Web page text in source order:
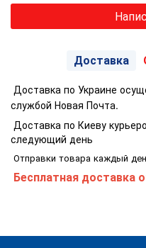
Доставка
Доставка по Украине
службой Новая Почта.
Доставка по Киеву
следующий день
Отправки товара каждый
Бесплатная доставка